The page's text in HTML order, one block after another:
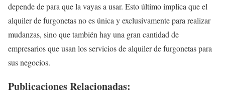
depende de para que la vayas a usar. Esto último implica que el
alquiler de furgonetas no es única y exclusivamente para realizar
mudanzas, sino que también hay una gran cantidad de
empresarios que usan los servicios de alquiler de furgonetas para
sus negocios.
Publicaciones Relacionadas: